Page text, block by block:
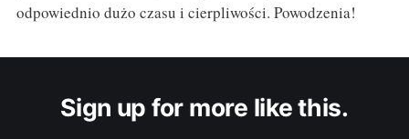
odpowiednio dużo czasu i cierpliwości. Powodzenia!
Sign up for more like this.